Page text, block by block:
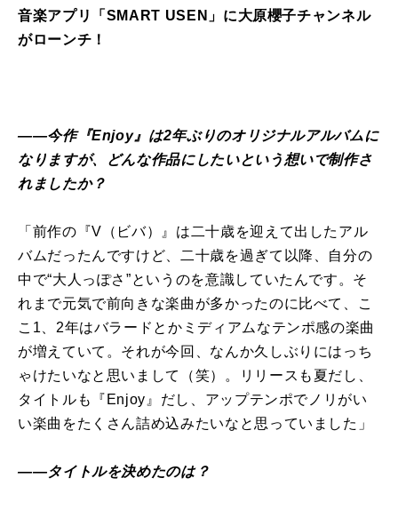
音楽アプリ「SMART USEN」に大原櫻子チャンネル
がローンチ！
――今作『Enjoy』は2年ぶりのオリジナルアルバムに
なりますが、どんな作品にしたいという想いで制作さ
れましたか？
「前作の『V（ビバ）』は二十歳を迎えて出したアル
バムだったんですけど、二十歳を過ぎて以降、自分の
中で“大人っぽさ”というのを意識していたんです。そ
れまで元気で前向きな楽曲が多かったのに比べて、こ
こ1、2年はバラードとかミディアムなテンポ感の楽曲
が増えていて。それが今回、なんか久しぶりにはっち
ゃけたいなと思いまして（笑）。リリースも夏だし、
タイトルも『Enjoy』だし、アップテンポでノリがい
い楽曲をたくさん詰め込みたいなと思っていました」
――タイトルを決めたのは？